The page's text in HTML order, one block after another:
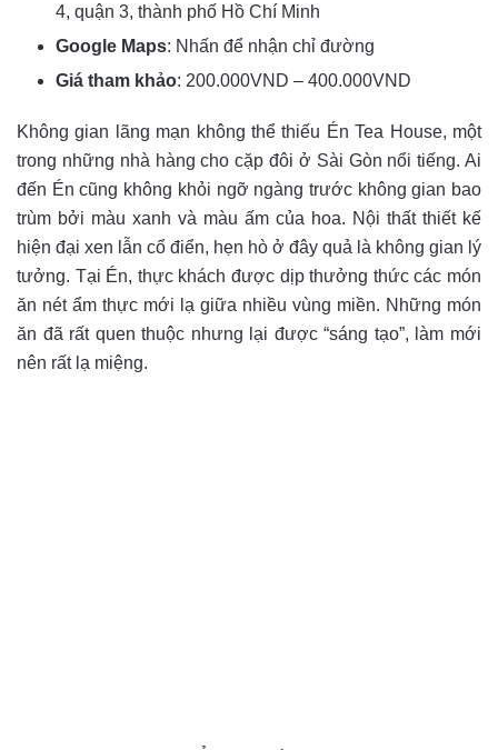
4, quận 3, thành phố Hồ Chí Minh
Google Maps: Nhấn để nhận chỉ đường
Giá tham khảo: 200.000VND – 400.000VND
Không gian lãng mạn không thể thiếu Én Tea House, một
trong những nhà hàng cho cặp đôi ở Sài Gòn nổi tiếng. Ai
đến Én cũng không khỏi ngỡ ngàng trước không gian bao
trùm bởi màu xanh và màu ấm của hoa. Nội thất thiết kế
hiện đại xen lẫn cổ điển, hẹn hò ở đây quả là không gian lý
tưởng. Tại Én, thực khách được dịp thưởng thức các món
ăn nét ẩm thực mới lạ giữa nhiều vùng miền. Những món
ăn đã rất quen thuộc nhưng lại được “sáng tạo”, làm mới
nên rất lạ miệng.